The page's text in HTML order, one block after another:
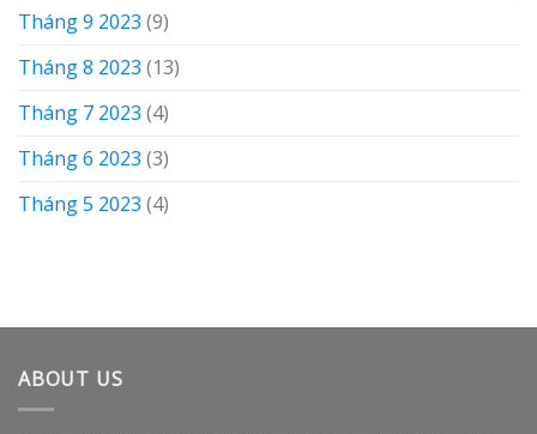
Tháng 9 2023 (9)
Tháng 8 2023 (13)
Tháng 7 2023 (4)
Tháng 6 2023 (3)
Tháng 5 2023 (4)
ABOUT US